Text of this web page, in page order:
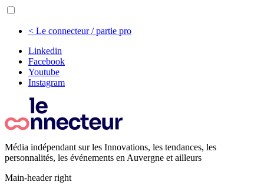
< Le connecteur / partie pro
Linkedin
Facebook
Youtube
Instagram
Média indépendant sur les Innovations, les tendances, les
personnalités, les événements en Auvergne et ailleurs
Main-header right